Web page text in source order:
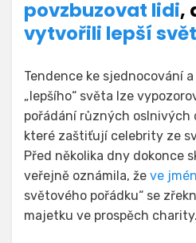
povzbuzovat lidi,
vytvořili lepší svět
Tendence ke sjednocování
„lepšího“ světa lze
pořádání různých
které zaštiťují celebrity ze
Před několika dny dokonce
veřejně oznámila, že ve
světového pořádku“ se
majetku ve prospěch charity.